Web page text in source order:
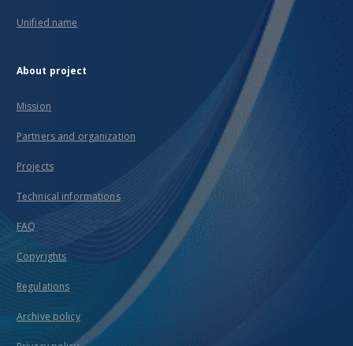
Unified name
About project
Mission
Partners and organization
Projects
Technical informations
FAQ
Copyrights
Regulations
Archive policy